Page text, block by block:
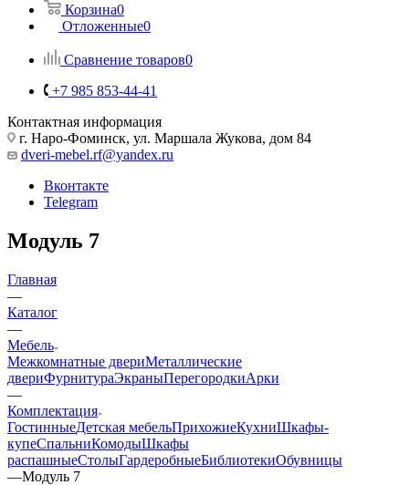
Корзина0
Отложенные0
Сравнение товаров0
+7 985 853-44-41
Контактная информация
г. Наро-Фоминск, ул. Маршала Жукова, дом 84
dveri-mebel.rf@yandex.ru
Вконтакте
Telegram
Модуль 7
Главная
—
Каталог
—
Мебель
Межкомнатные двериМеталлические
двериФурнитураЭкраныПерегородкиАрки
—
Комплектация
ГостинныеДетская мебельПрихожиеКухниШкафы-
купеСпальниКомодыШкафы
распашныеСтолыГардеробныеБиблиотекиОбувницы
—Модуль 7